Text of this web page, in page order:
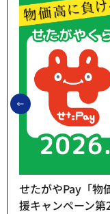
前のスライドを
せたがやPay「物
援キャンペーン第